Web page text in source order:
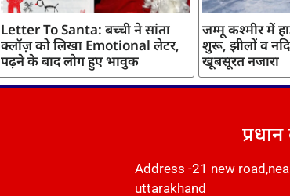
Letter To Santa: बच्ची ने सांता
क्लॉज़ को लिखा Emotional लेटर,
पढ़ने के बाद लोग हुए भावुक
जम्मू कश्मीर में
शुरू, झीलों व
खूबसूरत नजारा
Address -21 new
uttarakhand